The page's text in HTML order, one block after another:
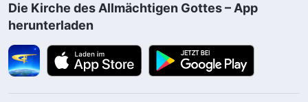
Die Kirche des Allmächtigen Gottes – App
herunterladen